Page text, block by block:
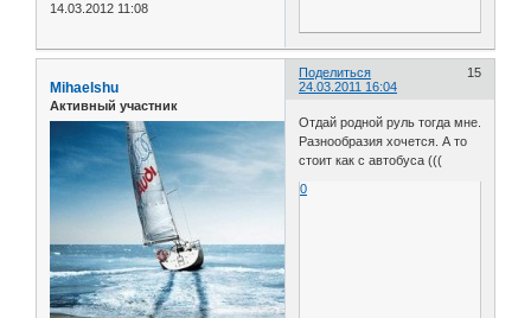
14.03.2012 11:08
Поделиться
15
24.03.2011 16:04
Mihaelshu
Активный участник
Отдай родной руль тогда мне.
Разнообразия хочется. А то
стоит как с автобуса (((
0